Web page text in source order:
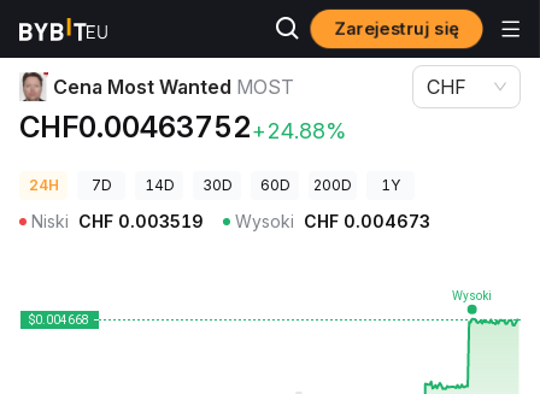
Zarejestruj się
Ceny kryptowalut Cena Most Wanted MOST
Cena Most Wanted MOST
CHF0.00463752+24.88%
CHF
24H 7D 14D 30D 60D 200D 1Y
Niski CHF 0.003519 Wysoki CHF 0.004673